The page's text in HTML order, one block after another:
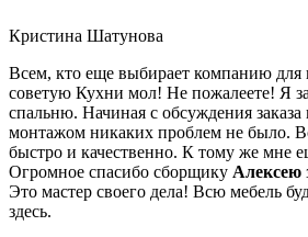
Кристина Шатунова
Всем, кто еще выбирает компанию для
советую Кухни мол! Не пожалеете! Я
спальню. Начиная с обсуждения заказа
монтажом никаких проблем не было.
быстро и качественно. К тому же мне
Огромное спасибо сборщику Алексею
Это мастер своего дела! Всю мебель
здесь.